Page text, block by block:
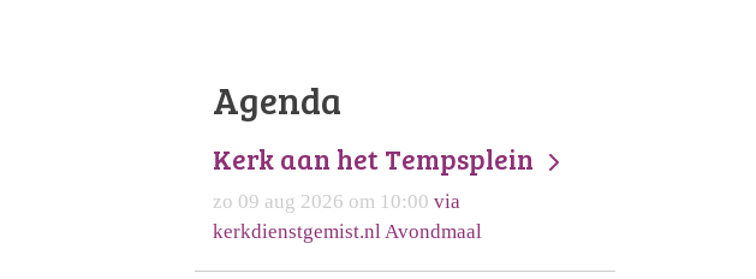
Agenda
Kerk aan het Tempsplein
zo 09 aug 2026 om 10:00 via
kerkdienstgemist.nl Avondmaal